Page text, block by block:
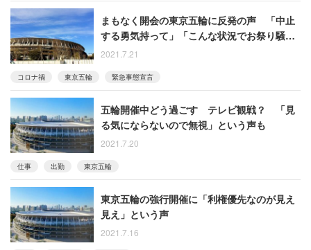
まもなく開会の東京五輪に反発の声 「中止
する勇気持って」「こんな状況でお祭り騒ぎ
するべきではない」
2021.7.21
コロナ禍 東京五輪 緊急事態宣言
五輪開催中どう過ごす テレビ観戦？ 「見
る気にならないので無視」という声も
2021.7.20
仕事 出勤 東京五輪
東京五輪の強行開催に「利権優先なのが見え
見え」という声
2021.7.16